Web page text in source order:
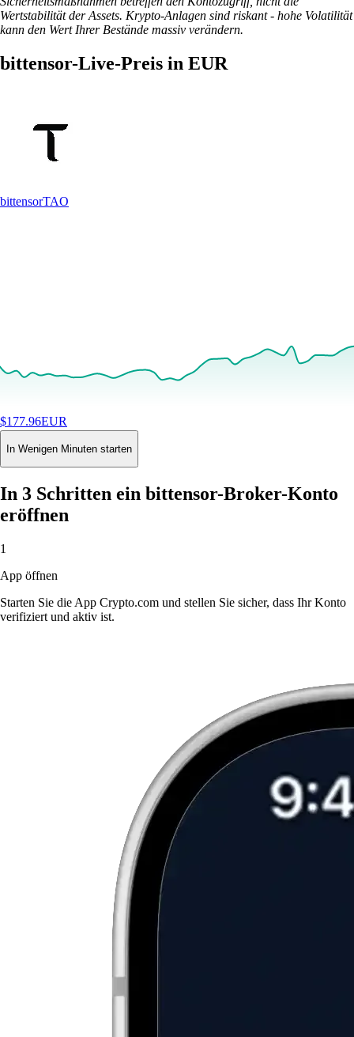
Wertstabilität der Assets. Krypto-Anlagen sind riskant - hohe Volatilität
kann den Wert Ihrer Bestände massiv verändern.
bittensor-Live-Preis in EUR
bittensorTAO
$177.96EUR
+4.51%24H
Buy
In Wenigen Minuten starten
In 3 Schritten ein bittensor-Broker-Konto
eröffnen
1
App öffnen
Starten Sie die App Crypto.com und stellen Sie sicher, dass Ihr Konto
verifiziert und aktiv ist.